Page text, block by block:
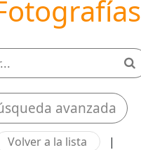
avanzada
Volver a la lista |